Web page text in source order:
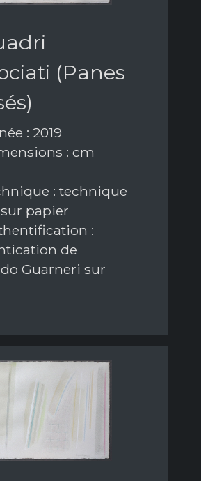
(Panes
: 2019
: cm
: technique
papier
:
de
Guarneri sur